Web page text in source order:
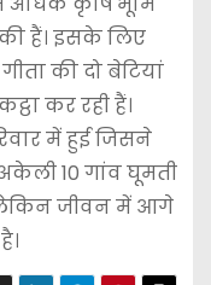
हैं। इसके लिए
की दो बेटियां
कर रही हैं।
में हुई जिसने
10 गांव घूमती
लेकिन जीवन में आगे